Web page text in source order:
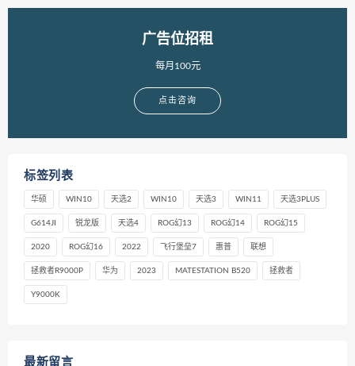
广告位招租
每月100元
点击咨询
标签列表
华硕 WIN10 天选2 WIN10 天选3 WIN11 天选3PLUS
G614JI 锐龙版 天选4 ROG幻13 ROG幻14 ROG幻15
2020 ROG幻16 2022 飞行堡垒7 惠普 联想
拯救者R9000P 华为 2023 MATESTATION B520 拯救者
Y9000K
最新留言